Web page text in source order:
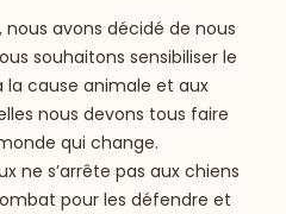
nous avons décidé de nous
souhaitons sensibiliser le
la cause animale et aux
nous devons tous faire
qui change.
ne s’arrête pas aux chiens
pour les défendre et